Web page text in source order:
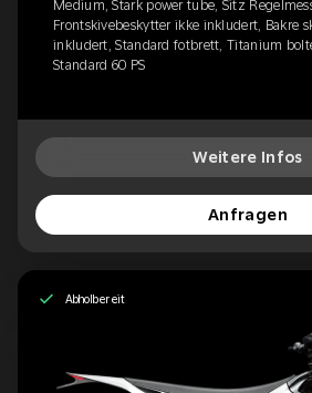
Medium, Stark power tube, Sitz
Frontskivebeskytter ikke inkludert, Bakre
inkludert, Standard fotbrett, Titanium
Standard 60 PS
Weitere Infos
Anfragen
Abholbereit